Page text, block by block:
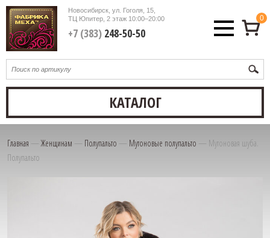
Новосибирск, ул. Гоголя, 15,
ТЦ Юпитер, 2 этаж10:00–20:00
+7 (383)248-50-50
0
КАТАЛОГ
Главная — Женщинам — Полупальто — Мутоновые полупальто — Мутоновая шуба.
Полупальто